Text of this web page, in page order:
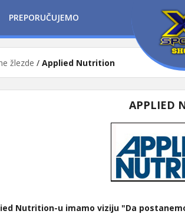
PREPORUČUJEMO
žlezde / Applied Nutrition
APPLIED
Nutrition-u imamo viziju "Da